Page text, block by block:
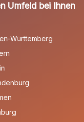
Umfeld bei Ihnen
Württemberg